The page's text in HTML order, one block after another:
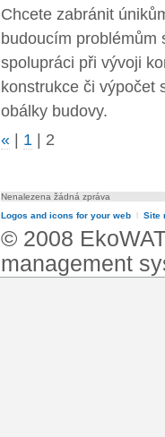
Chcete zabránit
budoucím problémům
spolupráci při vývoji
konstrukce či výpočet
obálky budovy.
« | 1 | 2
Nenalezena žádná zpráva
Logos and icons for your web l Site
© 2008
management